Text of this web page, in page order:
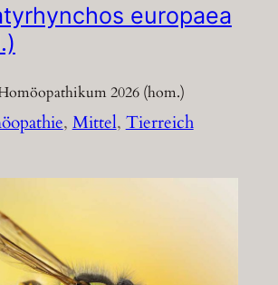
europaea
2026 (hom.)
, Mittel, Tierreich